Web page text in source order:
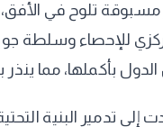
تلوح في الأفق،
للإحصاء وسلطة
تدمير البنية